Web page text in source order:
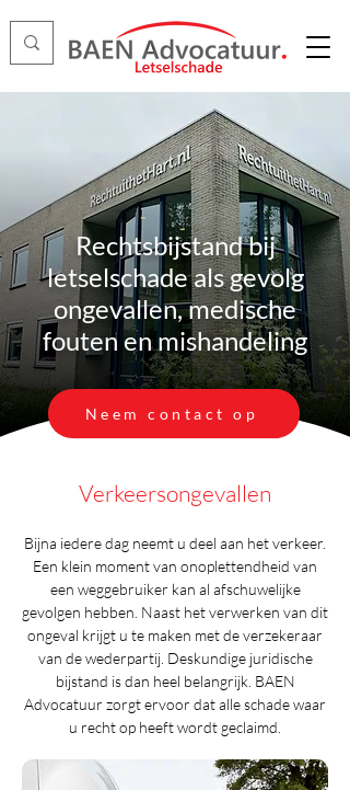
Rechtsbijstand bij
letselschade als gevolg
ongevallen, medische
fouten en mishandeling
Neem contact op
Verkeersongevallen
Bijna iedere dag neemt u deel aan het verkeer.
Een klein moment van onoplettendheid van
een weggebruiker kan al afschuwelijke
gevolgen hebben. Naast het verwerken van dit
ongeval krijgt u te maken met de verzekeraar
van de wederpartij. Deskundige juridische
bijstand is dan heel belangrijk. BAEN
Advocatuur zorgt ervoor dat alle schade waar
u recht op heeft wordt geclaimd.